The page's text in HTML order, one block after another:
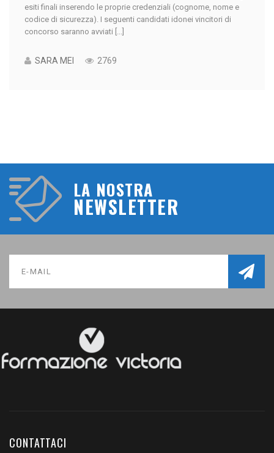
esiti finali inserendo le proprie credenziali (cognome, nome e
codice di sicurezza). I seguenti candidati idonei vincitori di
concorso saranno avviati [...]
SARA MEI 2769
LA NOSTRA
NEWSLETTER
CONTATTACI